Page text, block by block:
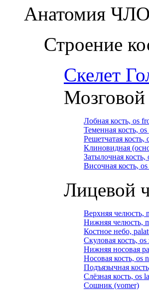
Анатомия ЧЛО
Строение
Скелет
Лобная кость, os
Теменная кость, os
Решетчатая кость,
Клиновидная
Затылочная кость,
Височная кость,
Лицевой
Верхняя челюсть,
Нижняя челюсть,
Костное небо,
Скуловая кость,
Нижняя носовая
Носовая кость, os
Подъязычная
Слёзная кость, os
Сошник (vomer)